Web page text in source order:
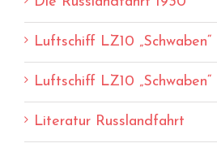
Luftschiff LZ10
Luftschiff LZ10
Literatur Russlandfahrt